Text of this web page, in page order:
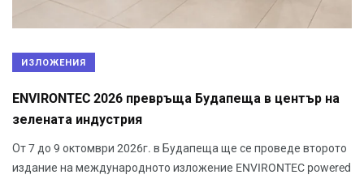
ИЗЛОЖЕНИЯ
ENVIRONTEC 2026 превръща Будапеща в център на
зелената индустрия
От 7 до 9 октомври 2026г. в Будапеща ще се проведе второто
издание на международното изложение ENVIRONTEC powered